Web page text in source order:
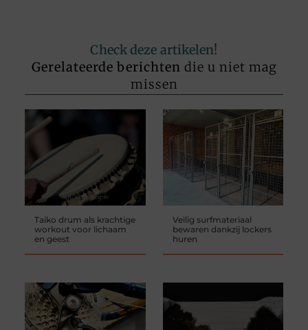
Check deze artikelen!
Gerelateerde berichten die u niet mag
missen
Taiko drum als krachtige
workout voor lichaam
en geest
Veilig surfmateriaal
bewaren dankzij lockers
huren